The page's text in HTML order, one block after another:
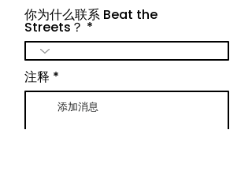
你为什么联系 Beat the
Streets？
注释